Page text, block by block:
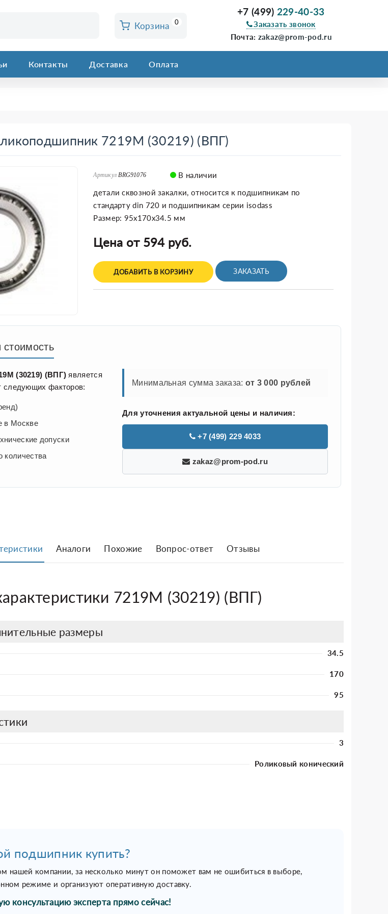
Корзина 0
+7 (499) 229-40-33
Заказать звонок
Почта: zakaz@prom-pod.ru
Контакты Доставка Оплата
7219М (30219) (ВПГ)
Артикул BRG91076
В наличии
детали сквозной закалки, относится к подшипникам по
стандарту din 720 и подшипникам серии isodass
Размер: 95x170x34.5 мм
Цена от 594 руб.
ДОБАВИТЬ В КОРЗИНУ ЗАКАЗАТЬ
стоимость
(30219) (ВПГ) является
следующих факторов:
в Москве
допуски
количества
Минимальная сумма заказа: от 3 000 рублей
Для уточнения актуальной цены и наличия:
+7 (499) 229 4033
zakaz@prom-pod.ru
Аналоги Похожие Вопрос-ответ Отзывы
7219М (30219) (ВПГ)
размеры
34.5
170
95
3
Роликовый конический
подшипник купить?
нашей компании, за несколько минут он поможет вам не ошибиться в выборе,
режиме и организуют оперативную доставку.
консультацию эксперта прямо сейчас!